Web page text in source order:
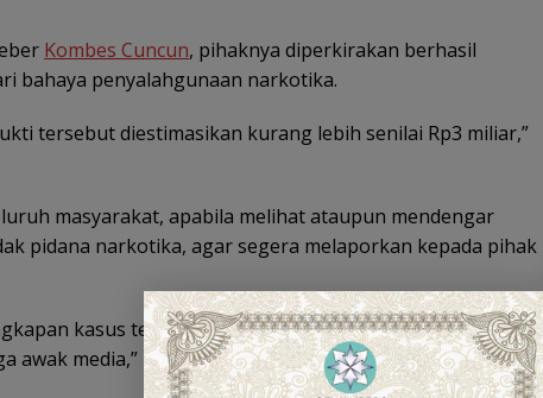
Kombes Cuncun, pihaknya diperkirakan berhasil
bahaya penyalahgunaan narkotika.
tersebut diestimasikan kurang lebih senilai Rp3 miliar,”
masyarakat, apabila melihat ataupun mendengar
pidana narkotika, agar segera melaporkan kepada pihak
kasus tersebut tidak terlepas dari bantuan dan
awak media,” ucap Kapolresta.